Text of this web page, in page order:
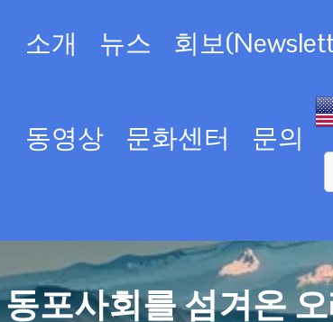
소개 뉴스 회보
동영상 문화센터 문의
포사회를 섬겨온